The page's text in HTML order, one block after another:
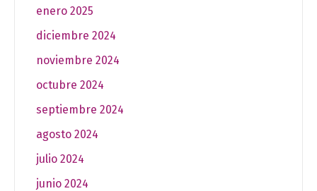
enero 2025
diciembre 2024
noviembre 2024
octubre 2024
septiembre 2024
agosto 2024
julio 2024
junio 2024